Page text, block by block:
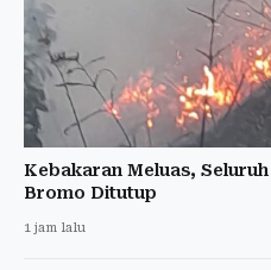
Kebakaran Meluas,
Bromo Ditutup
1 jam lalu